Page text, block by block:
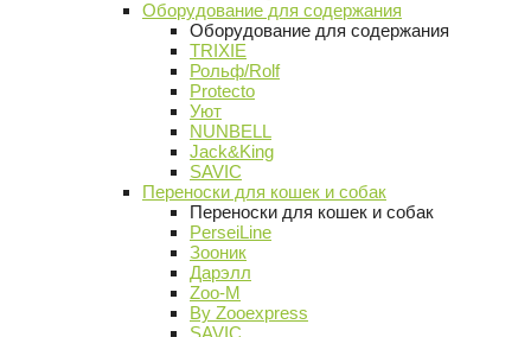
Оборудование для содержания
Оборудование для содержания
TRIXIE
Рольф/Rolf
Protecto
Уют
NUNBELL
Jack&King
SAVIC
Переноски для кошек и собак
Переноски для кошек и собак
PerseiLine
Зооник
Дарэлл
Zoo-M
By Zooexpress
SAVIC